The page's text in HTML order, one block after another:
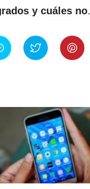
y cuáles no.